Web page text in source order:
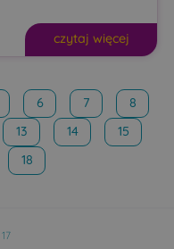
czytaj więcej
6 7
8
13 14
15
18